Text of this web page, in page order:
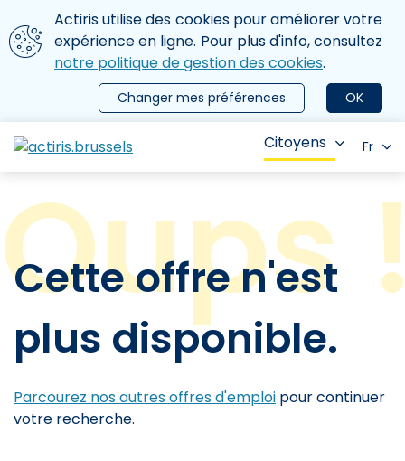
Aller au contenu principal
Nous utilisons des cookies
Actiris utilise des cookies pour améliorer votre
expérience en ligne. Pour plus d'info, consultez
notre politique de gestion des cookies.
OK
Changer mes préférences
le menu
Citoyens Fr
Cette offre n'est
plus disponible.
Parcourez nos autres offres d'emploi pour continuer
votre recherche.